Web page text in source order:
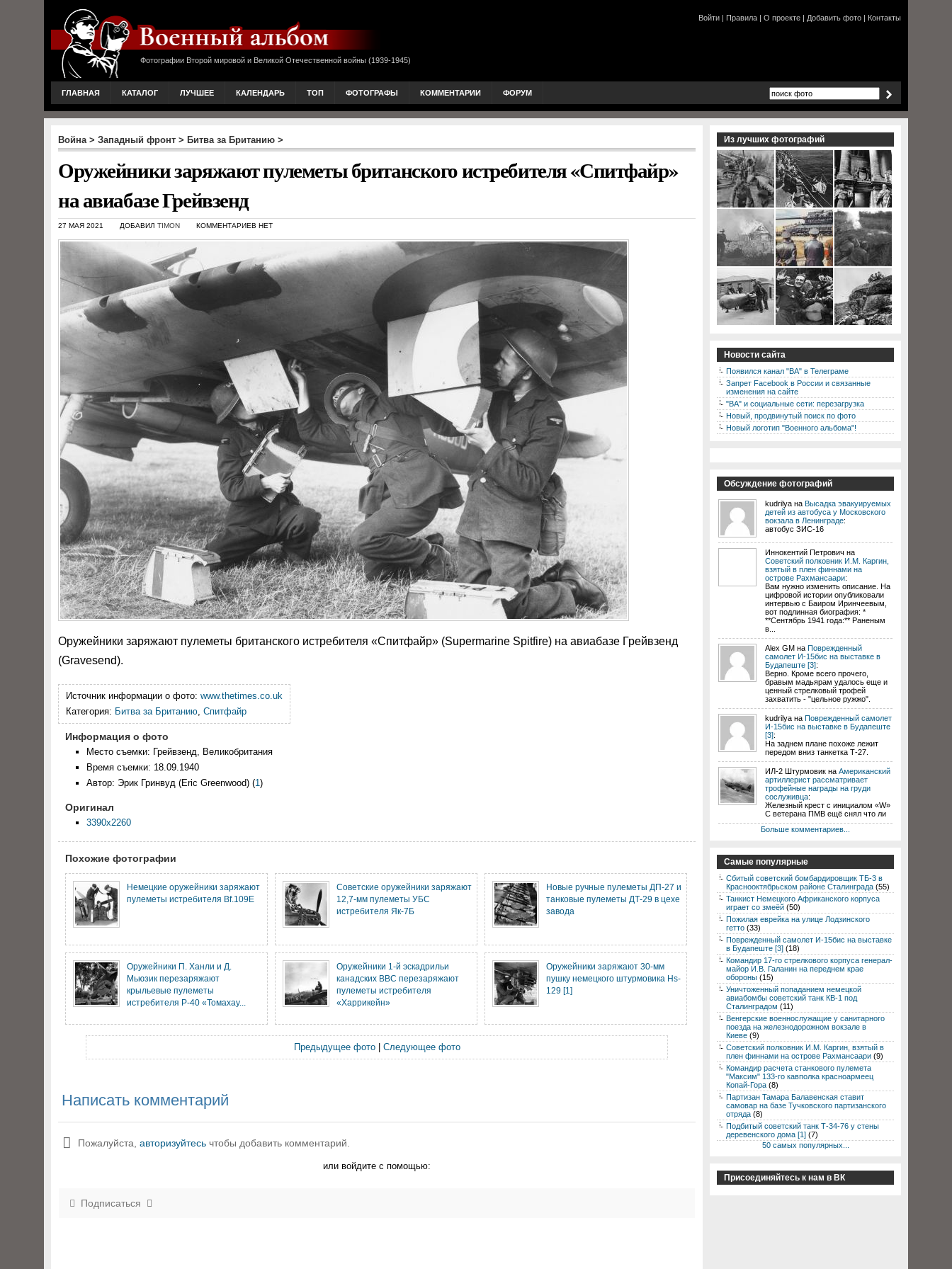
Фотографии Второй мировой и Великой Отечественной войны (1939-1945)
Войти | Правила | О проекте | Добавить фото | Контакты
ГЛАВНАЯ КАТАЛОГ ЛУЧШЕЕ КАЛЕНДАРЬ ТОП ФОТОГРАФЫ КОММЕНТАРИИ ФОРУМ
Война> Западный фронт > Битва за Британию >
Оружейники заряжают пулеметы британского истребителя «Спитфайр»
на авиабазе Грейвзенд
27 МАЯ 2021 ДОБАВИЛ TIMON КОММЕНТАРИЕВ НЕТ
Оружейники заряжают пулеметы британского истребителя «Спитфайр» (Supermarine Spitfire) на авиабазе Грейвзенд
(Gravesend).
Источник информации о фото: www.thetimes.co.uk
Категория: Битва за Британию, Спитфайр
Информация о фото
Место съемки: Грейвзенд, Великобритания
Время съемки: 18.09.1940
Автор: Эрик Гринвуд (Eric Greenwood) (1)
Оригинал
3390x2260
Похожие фотографии
Немецкие оружейники заряжают
пулеметы истребителя Bf.109E
Советские оружейники заряжают
12,7-мм пулеметы УБС
истребителя Як-7Б
Новые ручные пулеметы ДП-27 и
танковые пулеметы ДТ-29 в цехе
завода
Оружейники П. Ханли и Д.
Мьюзик перезаряжают
крыльевые пулеметы
истребителя P-40 «Томахау...
Оружейники 1-й эскадрильи
канадских ВВС перезаряжают
пулеметы истребителя
«Харрикейн»
Оружейники заряжают 30-мм
пушку немецкого штурмовика Hs-
129 [1]
Предыдущее фото| Следующее фото
Написать комментарий
Пожалуйста, авторизуйтесь чтобы добавить комментарий.
или войдите с помощью:
Подписаться
Из лучших фотографий
Новости сайта
Появился канал "ВА" в Телеграме
Запрет Facebook в России и связанные
изменения на сайте
"ВА" и социальные сети: перезагрузка
Новый, продвинутый поиск по фото
Новый логотип "Военного альбома"!
Обсуждение фотографий
kudrilya на Высадка эвакуируемых
детей из автобуса у Московского
вокзала в Ленинграде:
автобус ЗИС-16
Иннокентий Петрович на
Советский полковник И.М. Каргин,
взятый в плен финнами на
острове Рахмансаари:
Вам нужно изменить описание. На
цифровой истории опубликовали
интервью с Баиром Иринчеевым,
вот подлинная биография: *
**Сентябрь 1941 года:** Раненым
в...
Alex GM на Поврежденный
самолет И-15бис на выставке в
Будапеште [3]:
Верно. Кроме всего прочего,
бравым мадьярам удалось еще и
ценный стрелковый трофей
захватить - "цельное ружжо".
kudrilya на Поврежденный самолет
И-15бис на выставке в Будапеште
[3]:
На заднем плане похоже лежит
передом вниз танкетка Т-27.
ИЛ-2 Штурмовик на Американский
артиллерист рассматривает
трофейные награды на груди
сослуживца:
Железный крест с инициалом «W»
С ветерана ПМВ ещё снял что ли
Больше комментариев...
Самые популярные
Сбитый советский бомбардировщик ТБ-3 в
Краснооктябрьском районе Сталинграда (55)
Танкист Немецкого Африканского корпуса
играет со змеёй (50)
Пожилая еврейка на улице Лодзинского
гетто (33)
Поврежденный самолет И-15бис на выставке
в Будапеште [3] (18)
Командир 17-го стрелкового корпуса генерал-
майор И.В. Галанин на переднем крае
обороны (15)
Уничтоженный попаданием немецкой
авиабомбы советский танк КВ-1 под
Сталинградом (11)
Венгерские военнослужащие у санитарного
поезда на железнодорожном вокзале в
Киеве (9)
Советский полковник И.М. Каргин, взятый в
плен финнами на острове Рахмансаари (9)
Командир расчета станкового пулемета
"Максим" 133-го кавполка красноармеец
Копай-Гора (8)
Партизан Тамара Балавенская ставит
самовар на базе Тучковского партизанского
отряда (8)
Подбитый советский танк Т-34-76 у стены
деревенского дома [1] (7)
50 самых популярных...
Присоединяйтесь к нам в ВК